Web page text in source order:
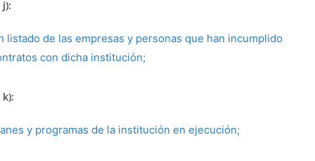
listado de las empresas y personas que han incumplido
con dicha institución;
y programas de la institución en ejecución;